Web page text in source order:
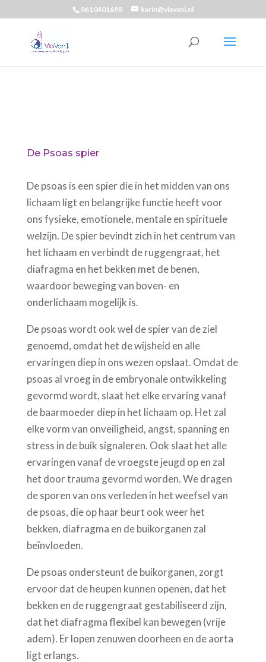
0610401698 karin@viavani.nl
De Psoas spier
De psoas is een spier die in het midden van ons
lichaam ligt en belangrijke functie heeft voor
ons fysieke, emotionele, mentale en spirituele
welzijn. De spier bevindt zich in het centrum van
het lichaam en verbindt de ruggengraat, het
diafragma en het bekken met de benen,
waardoor beweging van boven- en
onderlichaam mogelijk is.
De psoas wordt ook wel de spier van de ziel
genoemd, omdat het de wijsheid en alle
ervaringen diep in ons wezen opslaat. Omdat de
psoas al vroeg in de embryonale ontwikkeling
gevormd wordt, slaat het elke ervaring vanaf
de baarmoeder diep in het lichaam op. Het zal
elke vorm van onveiligheid, angst, spanning en
stress in de buik signaleren. Ook slaat het alle
ervaringen vanaf de vroegste jeugd op en zal
het door trauma gevormd worden. We dragen
de sporen van ons verleden in het weefsel van
de psoas, die op haar beurt ook weer het
bekken, diafragma en de buikorganen zal
beïnvloeden.
De psoas ondersteunt de buikorganen, zorgt
ervoor dat de heupen kunnen openen, dat het
bekken en de ruggengraat gestabiliseerd zijn,
dat het diafragma flexibel kan bewegen (vrije
adem). Er lopen zenuwen doorheen en de aorta
ligt erlangs.